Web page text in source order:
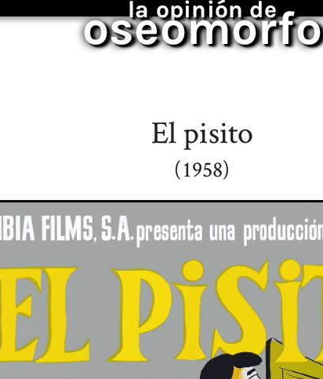
la opinión de
oseomorfo
El pisito
(1958)